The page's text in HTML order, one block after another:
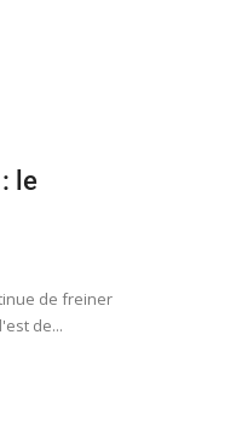
le
de freiner
de...